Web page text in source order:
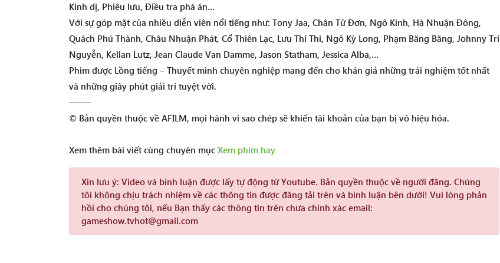
Kinh dị, Phiêu lưu, Điều tra phá án…
Với sự góp mặt của nhiều diễn viên nổi tiếng như: Tony Jaa, Chân Tử Đơn, Ngô Kinh, Hà Nhuận Đông,
Quách Phú Thành, Châu Nhuận Phát, Cổ Thiên Lạc, Lưu Thi Thi, Ngô Kỳ Long, Phạm Băng Băng, Johnny Trí
Nguyễn, Kellan Lutz, Jean Claude Van Damme, Jason Statham, Jessica Alba,…
Phim được Lồng tiếng – Thuyết minh chuyên nghiệp mang đến cho khán giả những trải nghiệm tốt nhất
và những giây phút giải trí tuyệt vời.
——–
© Bản quyền thuộc về AFILM, mọi hành vi sao chép sẽ khiến tài khoản của bạn bị vô hiệu hóa.
Xem thêm bài viết cùng chuyên mục Xem phim hay
Xin lưu ý: Video và bình luận được lấy tự động từ Youtube. Bản quyền thuộc về người đăng. Chúng
tôi không chịu trách nhiệm về các thông tin được đăng tải trên và bình luận bên dưới! Vui lòng phản
hồi cho chúng tôi, nếu Bạn thấy các thông tin trên chưa chính xác email:
gameshow.tvhot@gmail.com